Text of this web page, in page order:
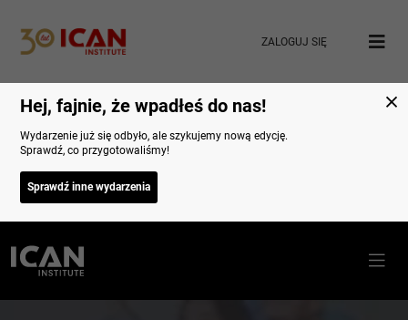
ZALOGUJ SIĘ
Hej, fajnie, że wpadłeś do nas!
Wydarzenie już się odbyło, ale szykujemy nową edycję.
Sprawdź, co przygotowaliśmy!
Sprawdź inne wydarzenia